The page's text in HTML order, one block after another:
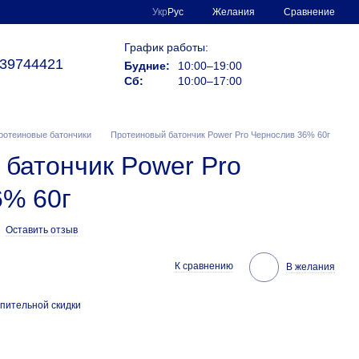
Укр Рус Желания Сравнение
График работы:
Будние:
10:00–19:00
Сб:
10:00–17:00
батончики Протеиновый батончик Power Pro Чернослив 36% 60г
Power Pro
60г
Оставить отзыв
К сравнению В желания
скидки